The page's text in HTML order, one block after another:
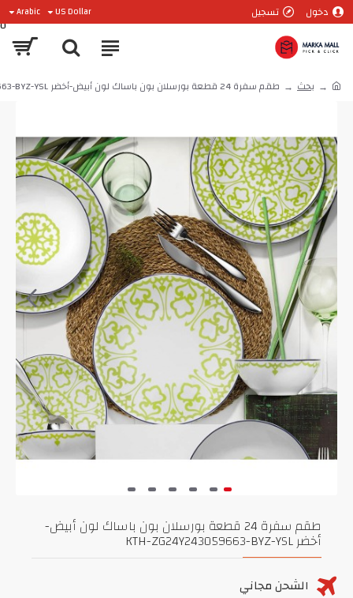
دخول تسجيل US Dollar
Arabic
0
بحث طقم سفرة 24 قطعة بورسلان بون باساك لون أبيض-أخضر KTH-ZG24Y243059663-BYZ-YSL
طقم سفرة 24 قطعة بورسلان بون باساك لون أبيض-
أخضر KTH-ZG24Y243059663-BYZ-YSL
الشحن مجاني